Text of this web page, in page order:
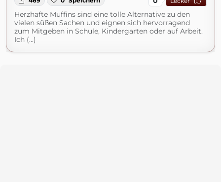
Herzhafte Muffins sind eine tolle Alternative zu den
vielen süßen Sachen und eignen sich hervorragend
zum Mitgeben in Schule, Kindergarten oder auf Arbeit.
Ich (...)